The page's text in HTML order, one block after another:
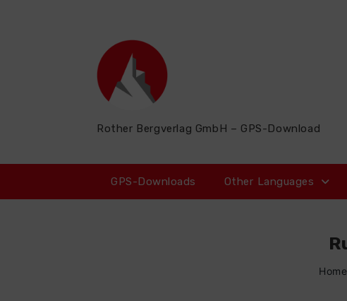
Rother Bergverlag GmbH – GPS-Download
GPS-Downloads Other Languages
Home